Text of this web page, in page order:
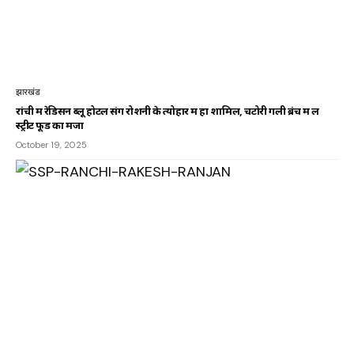
झारखंड
रांची में रेडिसन ब्लू होटल संग रोशनी के त्योहार में हों शामिल, चटोरी गली ब्रंच में लें
स्ट्रीट फूड का मजा
October 19, 2025